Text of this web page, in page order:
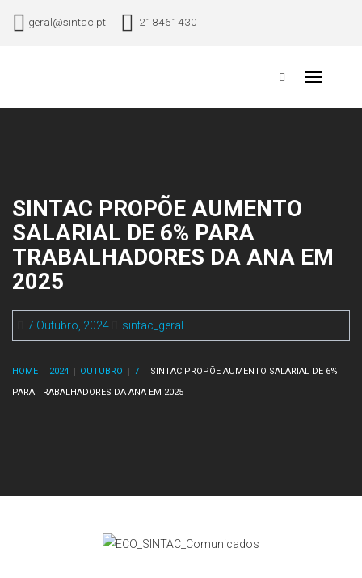
geral@sintac.pt 218461430
Primary
Menu
SINTAC PROPÕE AUMENTO
SALARIAL DE 6% PARA
TRABALHADORES DA ANA EM
2025
7 Outubro, 2024 sintac_geral
HOME 2024 OUTUBRO 7
SINTAC PROPÕE AUMENTO SALARIAL DE 6%
PARA TRABALHADORES DA ANA EM 2025